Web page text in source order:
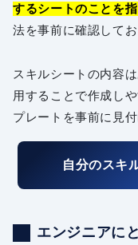
するシートのことを指
法を事前に確認してお
スキルシートの内容
用することで作成し
プレートを事前に見
自分のスキ
エンジニアに